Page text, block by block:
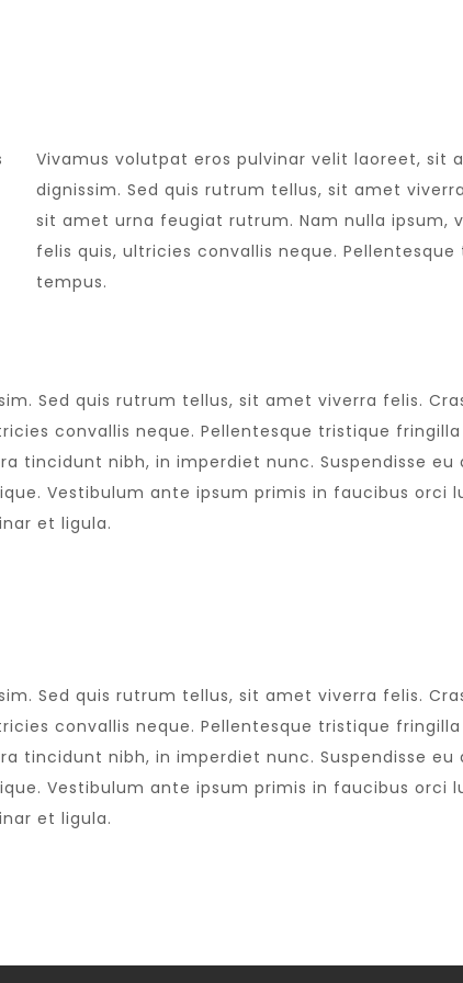
Vivamus volutpat eros pulvinar velit laoreet, sit
dignissim. Sed quis rutrum tellus, sit amet
sit amet urna feugiat rutrum. Nam nulla ipsum,
felis quis, ultricies convallis neque.
tempus.
Sed quis rutrum tellus, sit amet viverra felis.
convallis neque. Pellentesque tristique
tincidunt nibh, in imperdiet nunc. Suspendisse
Vestibulum ante ipsum primis in faucibus orci
et ligula.
Sed quis rutrum tellus, sit amet viverra felis.
convallis neque. Pellentesque tristique
tincidunt nibh, in imperdiet nunc. Suspendisse
Vestibulum ante ipsum primis in faucibus orci
et ligula.